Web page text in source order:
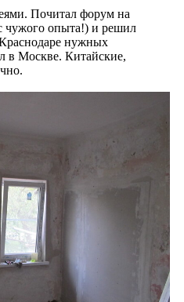
Почитал форум на
чужого опыта!) и решил
нужных
в Москве. Китайские,